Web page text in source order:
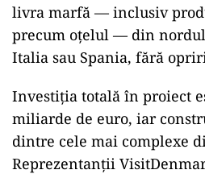
livra marfă — inclusiv
precum oțelul — din
Italia sau Spania, fără
Investiția totală în proiect
miliarde de euro, iar
dintre cele mai complexe
Reprezentanții